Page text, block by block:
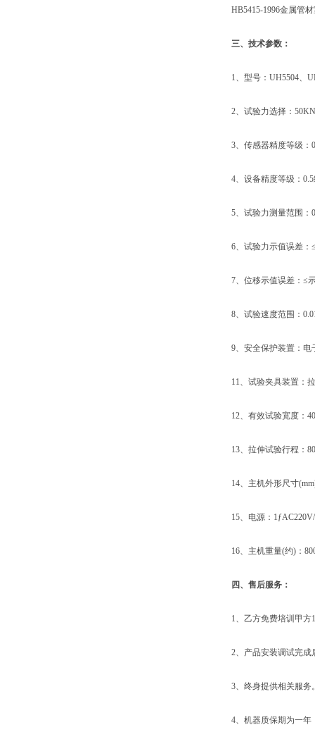
HB5415-1996金属管材
三、技术参数：
1、型号：UH5504、
2、试验力选择：50KN
3、传感器精度等级：
4、设备精度等级：0.5
5、试验力测量范围：
6、试验力示值误差：≤
7、位移示值误差：≤示
8、试验速度范围：
9、安全保护装置：电
11、试验夹具装置：拉
12、有效试验宽度：
13、拉伸试验行程：
14、主机外形尺寸(mm)
15、电源：1ƒAC220V/
16、主机重量(约)：
四、售后服务：
1、乙方免费培训甲方
2、产品安装调试完成后
3、终身提供相关服务
4、机器质保期为一年，